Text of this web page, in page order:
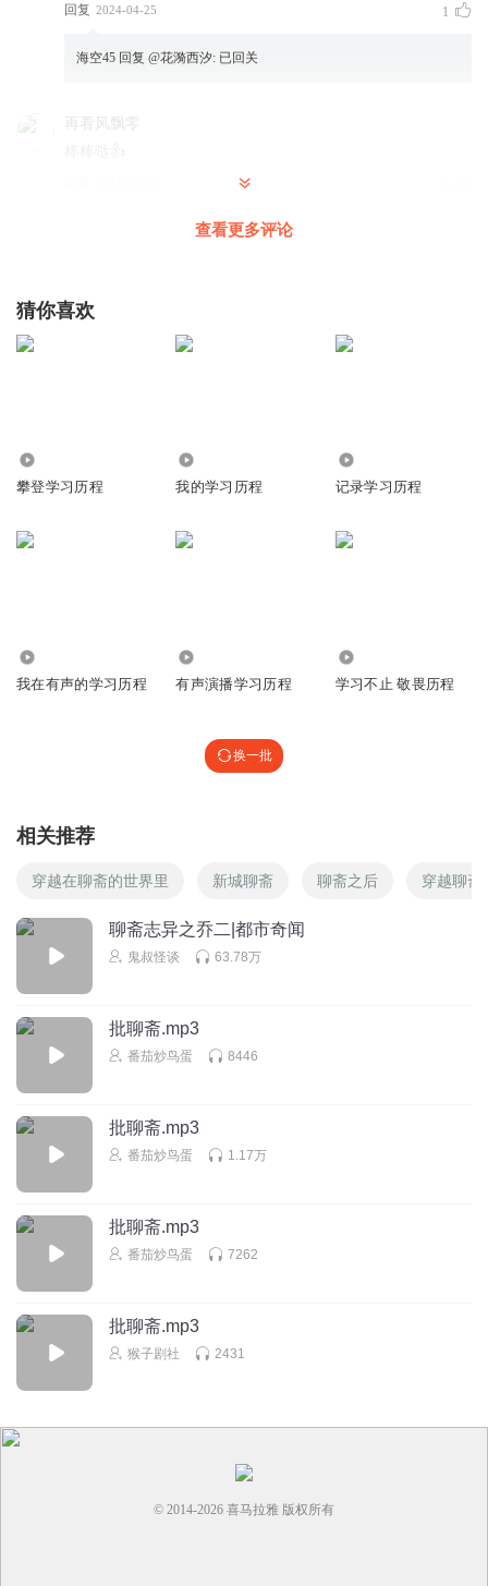
回复 2024-04-25 1
海空45 回复 @花漪西汐: 已回关
再看风飘零
再看风飘零: 谢谢
查看更多评论
猜你喜欢
攀登学习历程 我的学习历程 记录学习历程
我在有声的学习历程 有声演播学习历程 学习不止 敬畏历程
换一批
相关推荐
穿越在聊斋的世界里 新城聊斋 聊斋之后 穿越聊斋
聊斋志异之乔二|都市奇闻
鬼叔怪谈 63.78万
批聊斋.mp3
番茄炒鸟蛋 8446
批聊斋.mp3
番茄炒鸟蛋 1.17万
批聊斋.mp3
番茄炒鸟蛋 7262
批聊斋.mp3
猴子剧社 2431
© 2014-2026 喜马拉雅 版权所有